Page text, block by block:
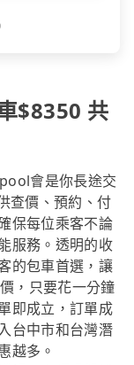
$8350 共
會是你長途交
查價、預約、付
保每位乘客不論
服務。透明的收
的包車首選，讓
，只要花一分鐘
即成立，訂單成
台中市和台灣潛
越多。